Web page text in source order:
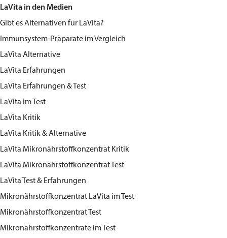
LaVita in den Medien
Gibt es Alternativen für LaVita?
Immunsystem-Präparate im Vergleich
LaVita Alternative
LaVita Erfahrungen
LaVita Erfahrungen & Test
LaVita im Test
LaVita Kritik
LaVita Kritik & Alternative
LaVita Mikronährstoffkonzentrat Kritik
LaVita Mikronährstoffkonzentrat Test
LaVita Test & Erfahrungen
Mikronährstoffkonzentrat LaVita im Test
Mikronährstoffkonzentrat Test
Mikronährstoffkonzentrate im Test